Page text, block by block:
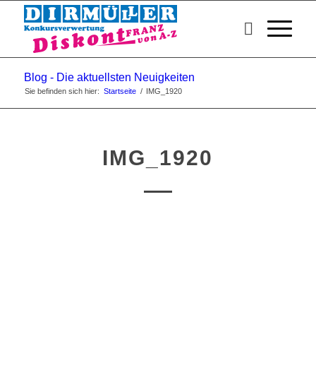
Blog - Die aktuellsten Neuigkeiten
Sie befinden sich hier: Startseite / IMG_1920
IMG_1920